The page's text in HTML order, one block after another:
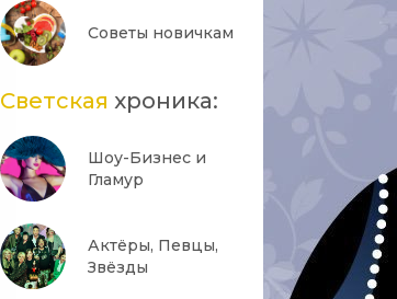
Советы новичкам
Светская хроника:
Шоу-Бизнес и
Гламур
Актёры, Певцы,
Звёзды